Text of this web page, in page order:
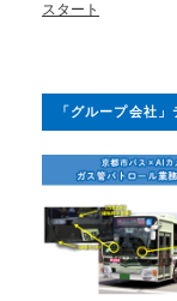
スタート
「グループ会社